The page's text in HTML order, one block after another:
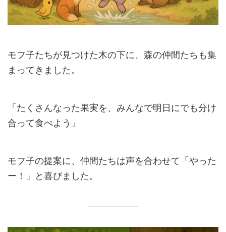
モフ子たちが見つけた木の下に、森の仲間たちも集
まってきました。
「たくさんなった果実を、みんなで明日にでも分け
合って食べよう」
モフ子の提案に、仲間たちは声を合わせて「やった
ー！」と喜びました。